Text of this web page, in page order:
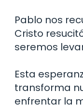
Pablo nos
Cristo
seremos
Esta
transforma
enfrentar la